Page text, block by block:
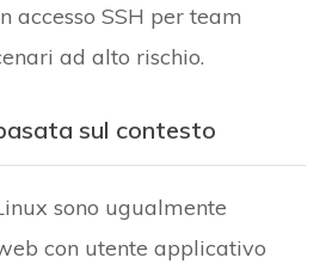
accesso SSH per team
ad alto rischio.
sul contesto
sono ugualmente
con utente applicativo